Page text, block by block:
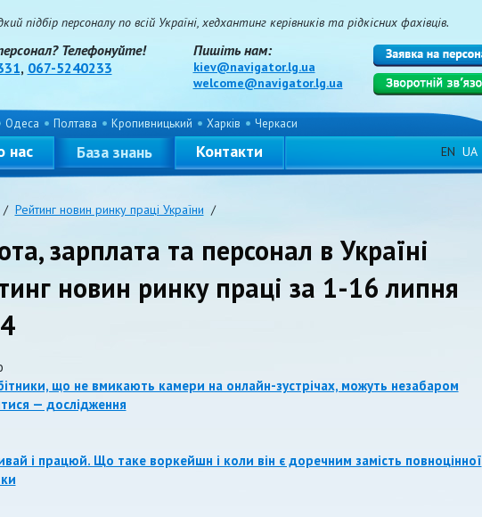
підбір персоналу по всій Україні, хедхантинг керівників та рідкісних фахівців.
Телефонуйте!
, 067-5240233
Пишіть нам:
kiev@navigator.lg.ua
welcome@navigator.lg.ua
Одеса Полтава Кропивницький Харків Черкаси
нас База знань Контакти EN UA
/ Рейтинг новин ринку праці України /
зарплата та персонал в Україні
новин ринку праці за 1-16 липня
що не вмикають камери на онлайн-зустрічах, можуть незабаром
— дослідження
і працюй. Що таке воркейшн і коли він є доречним замість повноцінної